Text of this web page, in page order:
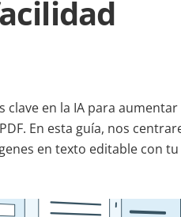
clave en la IA para
En esta guía, nos
en texto editable con